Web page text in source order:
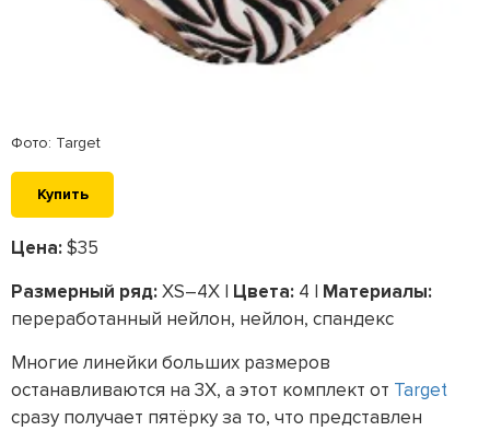
Фото: Target
Купить
Цена:$35
Размерный ряд:XS–4X | Цвета: 4 | Материалы:
переработанный нейлон, нейлон, спандекс
Многие линейки больших размеров
останавливаются на 3X, а этот комплект от Target
сразу получает пятёрку за то, что представлен